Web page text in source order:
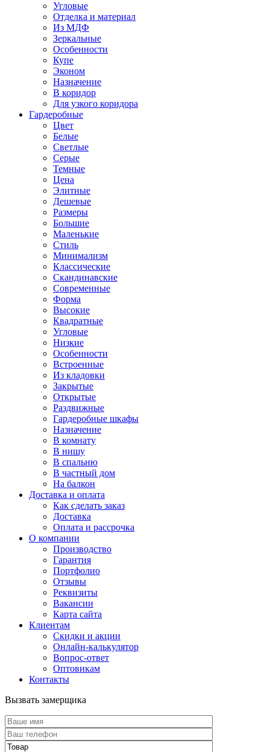
Угловые
Отделка и материал
Из МДФ
Зеркальные
Особенности
Купе
Эконом
Назначение
В коридор
Для узкого коридора
Гардеробные
Цвет
Белые
Светлые
Серые
Темные
Цена
Элитные
Дешевые
Размеры
Большие
Маленькие
Стиль
Минимализм
Классические
Скандинавские
Современные
Форма
Высокие
Квадратные
Угловые
Низкие
Особенности
Встроенные
Из кладовки
Закрытые
Открытые
Раздвижные
Гардеробные шкафы
Назначение
В комнату
В нишу
В спальню
В частный дом
На балкон
Доставка и оплата
Как сделать заказ
Доставка
Оплата и рассрочка
О компании
Производство
Гарантия
Портфолио
Отзывы
Реквизиты
Вакансии
Карта сайта
Клиентам
Скидки и акции
Онлайн-калькулятор
Вопрос-ответ
Оптовикам
Контакты
Вызвать замерщика